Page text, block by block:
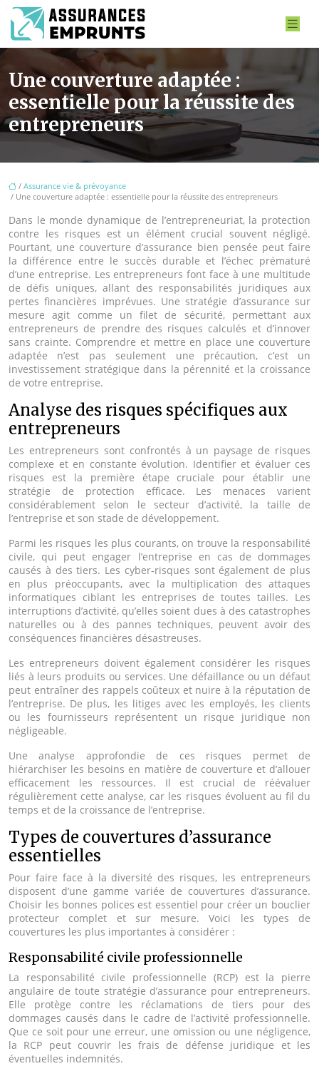
Une couverture adaptée :
essentielle pour la réussite des
entrepreneurs
/ Assurance vie & prévoyance
/ Une couverture adaptée : essentielle pour la réussite des entrepreneurs
Dans le monde dynamique de l’entrepreneuriat, la protection
contre les risques est un élément crucial souvent négligé.
Pourtant, une couverture d’assurance bien pensée peut faire
la différence entre le succès durable et l’échec prématuré
d’une entreprise. Les entrepreneurs font face à une multitude
de défis uniques, allant des responsabilités juridiques aux
pertes financières imprévues. Une stratégie d’assurance sur
mesure agit comme un filet de sécurité, permettant aux
entrepreneurs de prendre des risques calculés et d’innover
sans crainte. Comprendre et mettre en place une couverture
adaptée n’est pas seulement une précaution, c’est un
investissement stratégique dans la pérennité et la croissance
de votre entreprise.
Analyse des risques spécifiques aux
entrepreneurs
Les entrepreneurs sont confrontés à un paysage de risques
complexe et en constante évolution. Identifier et évaluer ces
risques est la première étape cruciale pour établir une
stratégie de protection efficace. Les menaces varient
considérablement selon le secteur d’activité, la taille de
l’entreprise et son stade de développement.
Parmi les risques les plus courants, on trouve la responsabilité
civile, qui peut engager l’entreprise en cas de dommages
causés à des tiers. Les cyber-risques sont également de plus
en plus préoccupants, avec la multiplication des attaques
informatiques ciblant les entreprises de toutes tailles. Les
interruptions d’activité, qu’elles soient dues à des catastrophes
naturelles ou à des pannes techniques, peuvent avoir des
conséquences financières désastreuses.
Les entrepreneurs doivent également considérer les risques
liés à leurs produits ou services. Une défaillance ou un défaut
peut entraîner des rappels coûteux et nuire à la réputation de
l’entreprise. De plus, les litiges avec les employés, les clients
ou les fournisseurs représentent un risque juridique non
négligeable.
Une analyse approfondie de ces risques permet de
hiérarchiser les besoins en matière de couverture et d’allouer
efficacement les ressources. Il est crucial de réévaluer
régulièrement cette analyse, car les risques évoluent au fil du
temps et de la croissance de l’entreprise.
Types de couvertures d’assurance
essentielles
Pour faire face à la diversité des risques, les entrepreneurs
disposent d’une gamme variée de couvertures d’assurance.
Choisir les bonnes polices est essentiel pour créer un bouclier
protecteur complet et sur mesure. Voici les types de
couvertures les plus importantes à considérer :
Responsabilité civile professionnelle
La responsabilité civile professionnelle (RCP) est la pierre
angulaire de toute stratégie d’assurance pour entrepreneurs.
Elle protège contre les réclamations de tiers pour des
dommages causés dans le cadre de l’activité professionnelle.
Que ce soit pour une erreur, une omission ou une négligence,
la RCP peut couvrir les frais de défense juridique et les
éventuelles indemnités.